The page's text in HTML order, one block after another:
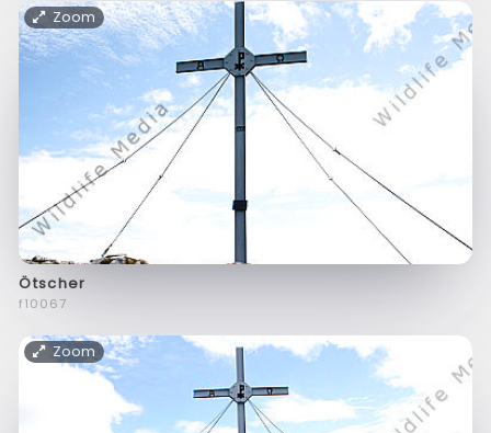
Zoom
Ötscher
f10067
Zoom